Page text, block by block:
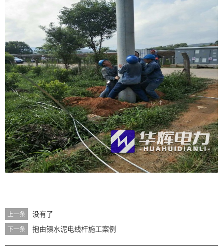
上一条 没有了
下一条 抱由镇水泥电线杆施工案例